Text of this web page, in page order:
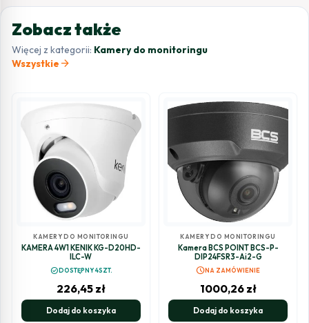
Zobacz także
Więcej z kategorii: Kamery do monitoringu
Wszystkie arrow_forward
KAMERY DO MONITORINGU
KAMERA 4W1 KENIK KG-D20HD-
ILC-W
check_circleDOSTĘPNY 4SZT.
226,45 zł
Dodaj do koszyka
KAMERY DO MONITORINGU
Kamera BCS POINT BCS-P-
DIP24FSR3-Ai2-G
scheduleNA ZAMÓWIENIE
1000,26 zł
Dodaj do koszyka